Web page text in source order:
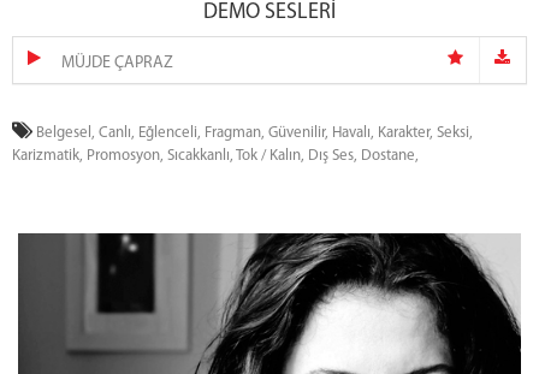
DEMO SESLERİ
MÜJDE ÇAPRAZ
Belgesel, Canlı, Eğlenceli, Fragman, Güvenilir, Havalı, Karakter, Seksi,
Karizmatik, Promosyon, Sıcakkanlı, Tok / Kalın, Dış Ses, Dostane,